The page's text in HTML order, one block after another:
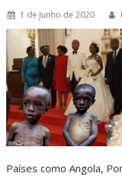
1 de Junho de 2020
Países como Angola,